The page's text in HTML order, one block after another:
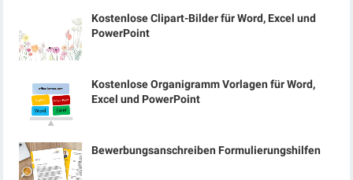
Kostenlose Clipart-Bilder für Word, Excel und
PowerPoint
Kostenlose Organigramm Vorlagen für Word,
Excel und PowerPoint
Bewerbungsanschreiben Formulierungshilfen